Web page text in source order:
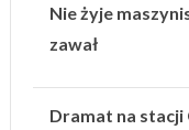
Nie żyje
zawał
Dramat na stacji